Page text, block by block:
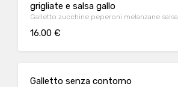
grigliate e salsa gallo
Galletto zucchine peperoni melanzane salsa
16.00 €
Galletto senza contorno